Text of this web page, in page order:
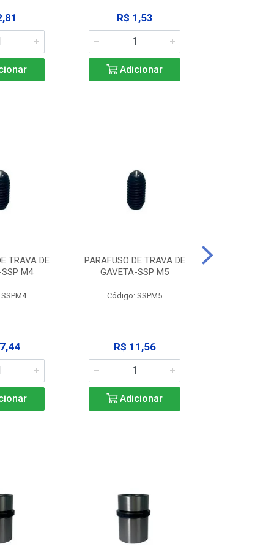
R$ 1,53
Adicionar
TRAVA DE
M4
PARAFUSO DE TRAVA DE
GAVETA-SSP M5
Código: SSPM5
R$ 11,56
Adicionar